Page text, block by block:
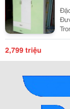
Đặc
2,799 triệu